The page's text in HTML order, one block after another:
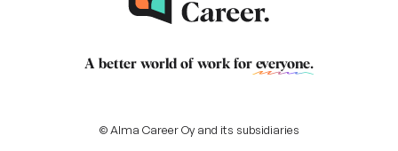
A better world of work for everyone.
© Alma Career Oy and its subsidiaries